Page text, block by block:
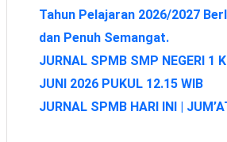
Tahun Pelajaran 2026/2027
dan Penuh Semangat.
JURNAL SPMB SMP NEGERI 1
JUNI 2026 PUKUL 12.15 WIB
JURNAL SPMB HARI INI |